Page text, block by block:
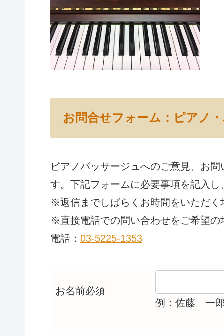
お問合せフォーム：ピアノ
ピアノパッサージュへのご意見、お
す。下記フォームに必要事項を記入し
※返信までしばらくお時間をいただく
※直接電話での問い合わせをご希望の
電話： 03-5225-1353
お名前必須
例：佐藤 一